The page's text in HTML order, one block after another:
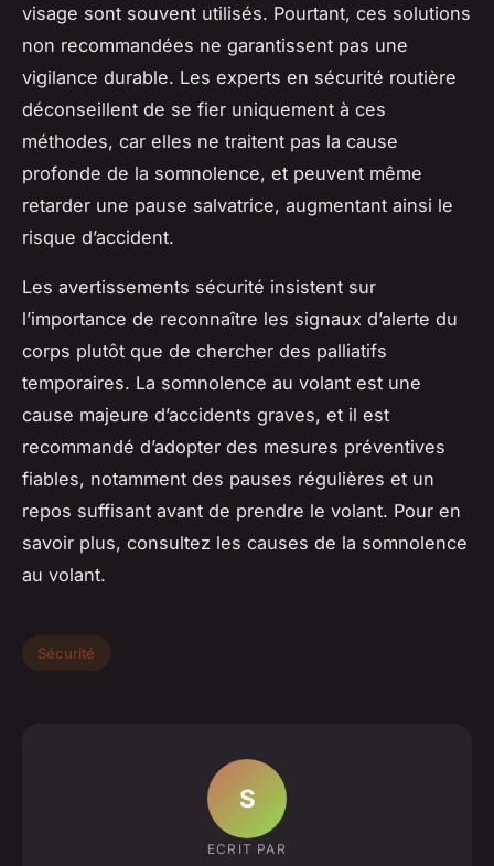
visage sont souvent utilisés. Pourtant, ces solutions
non recommandées ne garantissent pas une
vigilance durable. Les experts en sécurité routière
déconseillent de se fier uniquement à ces
méthodes, car elles ne traitent pas la cause
profonde de la somnolence, et peuvent même
retarder une pause salvatrice, augmentant ainsi le
risque d’accident.
Les avertissements sécurité insistent sur
l’importance de reconnaître les signaux d’alerte du
corps plutôt que de chercher des palliatifs
temporaires. La somnolence au volant est une
cause majeure d’accidents graves, et il est
recommandé d’adopter des mesures préventives
fiables, notamment des pauses régulières et un
repos suffisant avant de prendre le volant. Pour en
savoir plus, consultez les causes de la somnolence
au volant.
Sécurité
S
ECRIT PAR